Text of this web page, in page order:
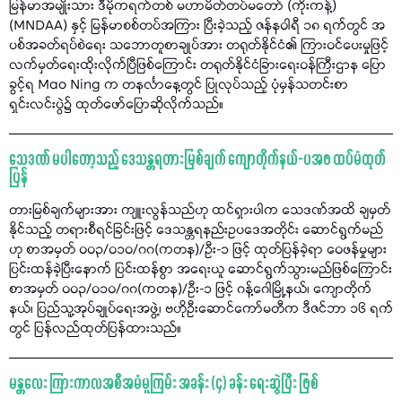
မြန်မာအမျိုးသား ဒီမိုကရက်တစ် မဟာမိတ်တပ်မတော် (ကိုးကန့်)
(MNDAA) နှင့် မြန်မာစစ်တပ်အကြား ပြီးခဲ့သည့် ဇန်နဝါရီ ၁၈ ရက်တွင် အ
ပစ်အခတ်ရပ်စဲရေး သဘောတူစာချုပ်အား တရုတ်နိုင်ငံ၏ ကြားဝင်ပေးမှုဖြင့်
လက်မှတ်ရေးထိုးလိုက်ပြီဖြစ်ကြောင်း တရုတ်နိုင်ငံခြားရေးဝန်ကြီးဌာန ပြော
ခွင့်ရ Mao Ning က တနင်္လာနေ့တွင် ပြုလုပ်သည့် ပုံမှန်သတင်းစာ
ရှင်းလင်းပွဲ၌ ထုတ်ဖော်ပြောဆိုလိုက်သည်။
သေဒဏ် မပါတော့သည့် ဒေသန္တရတားမြစ်ချက် ကျောတိုက်နယ်-ပအဖ ထပ်မံထုတ်
ပြန်
တားမြစ်ချက်များအား ကျူးလွန်သည်ဟု ထင်ရှားပါက သေဒဏ်အထိ ချမှတ်
နိုင်သည့် တရားစီရင်ခြင်းဖြင့် ဒေသန္တရနည်းဥပဒေအတိုင်း ဆောင်ရွက်မည်
ဟု စာအမှတ် ၀၀၃/၀၁၀/ဂဂ(ကတန)/ဦး-၁ ဖြင့် ထုတ်ပြန်ခဲ့ရာ ဝေဖန်မှုများ
ပြင်းထန်ခဲ့ပြီးနောက် ပြင်းထန်စွာ အရေးယူ ဆောင်ရွက်သွားမည်ဖြစ်ကြောင်း
စာအမှတ် ၀၀၃/၀၁၀/ဂဂ(ကတန)/ဦး-၁ ဖြင့် ဂန့်ဂေါမြို့နယ်၊ ကျောတိုက်
နယ်၊ ပြည်သူ့အုပ်ချုပ်ရေးအဖွဲ့၊ ဗဟိုဦးဆောင်ကော်မတီက ဒီဇင်ဘာ ၁၆ ရက်
တွင် ပြန်လည်ထုတ်ပြန်ထားသည်။
မန္တလေး ကြားကာလအစီအမံမူကြမ်း အခန်း (၄) ခန်း ရေးဆွဲပြီး ဖြစ်